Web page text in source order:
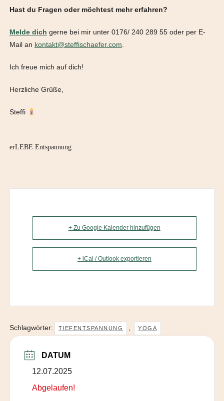
Hast du Fragen oder möchtest mehr erfahren?
Melde dich gerne bei mir unter 0176/ 240 289 55 oder per E-
Mail an kontakt@steffischaefer.com.
Ich freue mich auf dich!
Herzliche Grüße,
Steffi
erLEBE Entspannung
+ Zu Google Kalender hinzufügen
+ iCal / Outlook exportieren
Schlagwörter: TIEFENTSPANNUNG , YOGA
DATUM
12.07.2025
Abgelaufen!